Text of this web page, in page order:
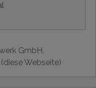
GmbH,
Webseite)